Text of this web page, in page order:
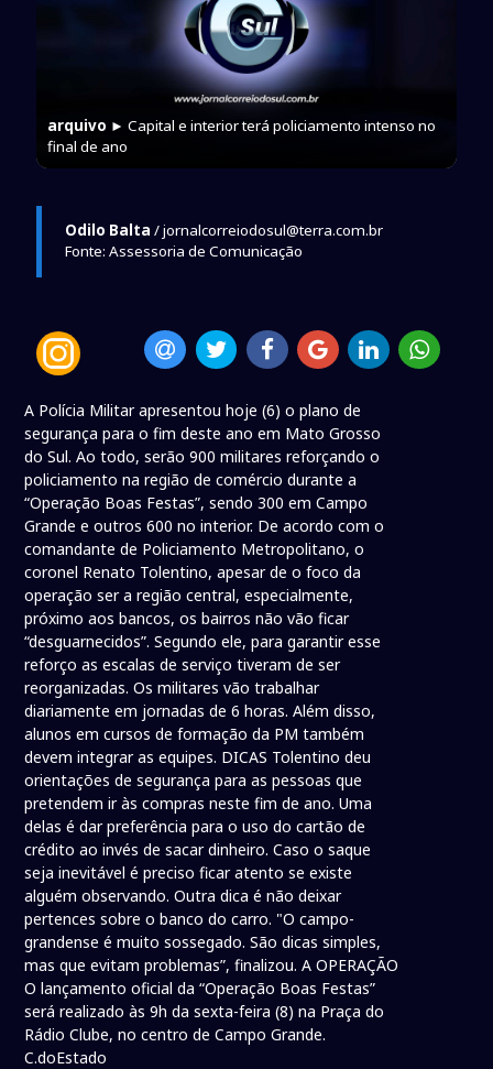
arquivo ► Capital e interior terá policiamento intenso no
final de ano
Odilo Balta / jornalcorreiodosul@terra.com.br
Fonte: Assessoria de Comunicação
A Polícia Militar apresentou hoje (6) o plano de
segurança para o fim deste ano em Mato Grosso
do Sul. Ao todo, serão 900 militares reforçando o
policiamento na região de comércio durante a
“Operação Boas Festas”, sendo 300 em Campo
Grande e outros 600 no interior. De acordo com o
comandante de Policiamento Metropolitano, o
coronel Renato Tolentino, apesar de o foco da
operação ser a região central, especialmente,
próximo aos bancos, os bairros não vão ficar
“desguarnecidos”. Segundo ele, para garantir esse
reforço as escalas de serviço tiveram de ser
reorganizadas. Os militares vão trabalhar
diariamente em jornadas de 6 horas. Além disso,
alunos em cursos de formação da PM também
devem integrar as equipes. DICAS Tolentino deu
orientações de segurança para as pessoas que
pretendem ir às compras neste fim de ano. Uma
delas é dar preferência para o uso do cartão de
crédito ao invés de sacar dinheiro. Caso o saque
seja inevitável é preciso ficar atento se existe
alguém observando. Outra dica é não deixar
pertences sobre o banco do carro. "O campo-
grandense é muito sossegado. São dicas simples,
mas que evitam problemas”, finalizou. A OPERAÇÃO
O lançamento oficial da “Operação Boas Festas”
será realizado às 9h da sexta-feira (8) na Praça do
Rádio Clube, no centro de Campo Grande.
C.doEstado